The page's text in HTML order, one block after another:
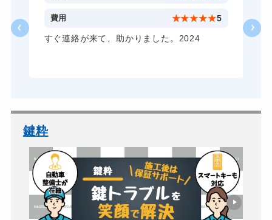
費用 ★★★★★5
すぐ連絡が来て、助かりました。2024
鍵粋